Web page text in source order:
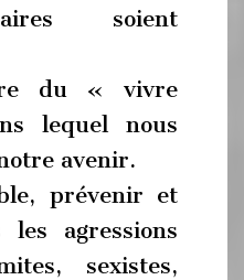
soient
du « vivre
lequel nous
avenir.
prévenir et
les agressions
sexistes,